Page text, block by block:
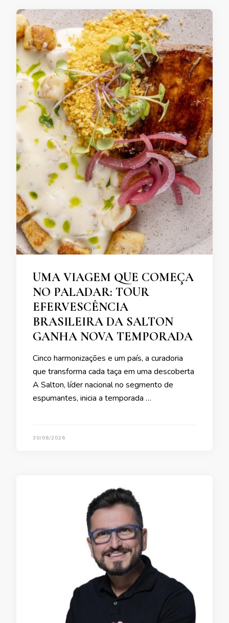
UMA VIAGEM QUE COMEÇA
NO PALADAR: TOUR
EFERVESCÊNCIA
BRASILEIRA DA SALTON
GANHA NOVA TEMPORADA
Cinco harmonizações e um país, a curadoria
que transforma cada taça em uma descoberta
A Salton, líder nacional no segmento de
espumantes, inicia a temporada …
30/06/2026